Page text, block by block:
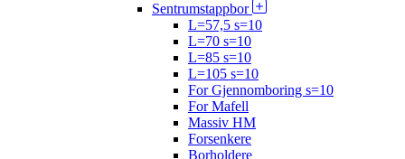
Sentrumstappbor
L=57,5 s=10
L=70 s=10
L=85 s=10
L=105 s=10
For Gjennomboring s=10
For Mafell
Massiv HM
Forsenkere
Borholdere